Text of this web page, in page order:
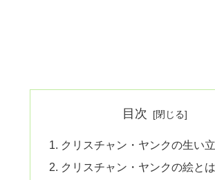
目次
クリスチャン・ヤンクの生い
クリスチャン・ヤンクの絵と